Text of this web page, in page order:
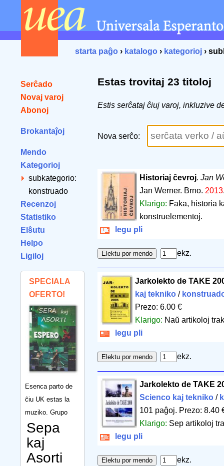
starta paĝo › katalogo › kategorioj ›
Serĉado
Novaj varoj
Abonoj
Brokantaĵoj
Mendo
Kategorioj
subkategorio:
konstruado
Recenzoj
Statistiko
Elŝutu
Helpo
Ligiloj
SPECIALA
OFERTO!
Esenca parto de
ĉiu UK estas la
muziko. Grupo
Sepa
kaj
Asorti
Estas trovitaj 23 titoloj
Estis serĉataj ĉiuj varoj, inkluzive
Nova serĉo:
Historiaj ĉevroj. Jan
Jan Werner. Brno. 2013
Klarigo: Faka, historia
konstruelementoj.
legu pli
ekz.
Jarkolekto de TAKE
kaj tekniko/
Prezo: 6.00 €
Klarigo: Naŭ artikoloj
legu pli
ekz.
Jarkolekto de TAKE
Scienco kaj tekniko/
101 paĝoj. Prezo: 8.40
Klarigo: Sep artikoloj
legu pli
ekz.